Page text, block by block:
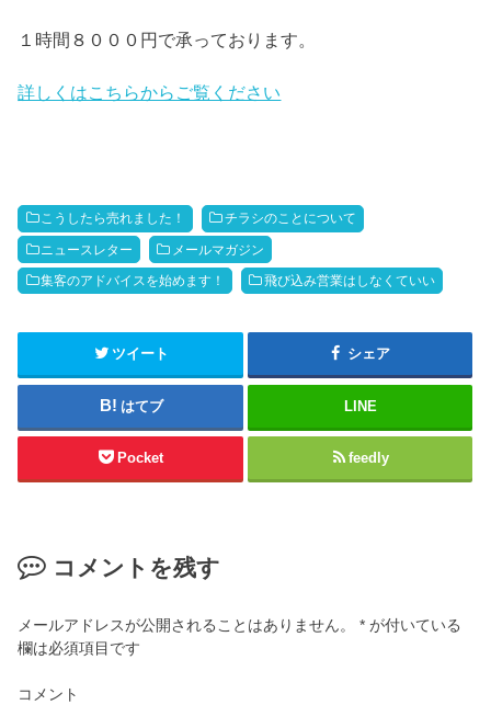
１時間８０００円で承っております。
詳しくはこちらからご覧ください
こうしたら売れました！ チラシのことについて
ニュースレター メールマガジン
集客のアドバイスを始めます！ 飛び込み営業はしなくていい
ツイート シェア
はてブ LINE
Pocket feedly
コメントを残す
メールアドレスが公開されることはありません。 * が付いている
欄は必須項目です
コメント